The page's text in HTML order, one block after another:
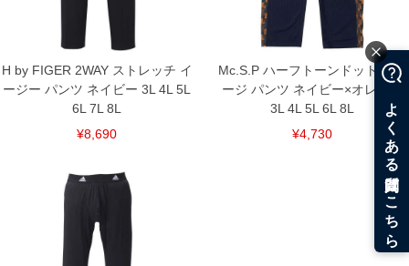
H by FIGER 2WAY ストレッチ イ
ージー パンツ ネイビー 3L 4L 5L
6L 7L 8L
¥8,690
Mc.S.P ハーフトーンドット ジャ
ージ パンツ ネイビー×オレンジ
3L 4L 5L 6L 8L
¥4,730